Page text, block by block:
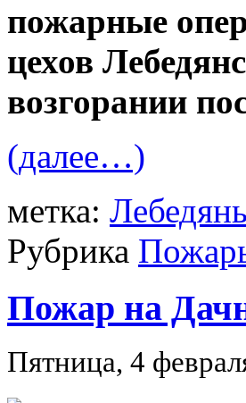
пожарные
цехов
возгорании
(далее…)
метка: Лебедянь
Рубрика
Пожар на
Пятница, 4